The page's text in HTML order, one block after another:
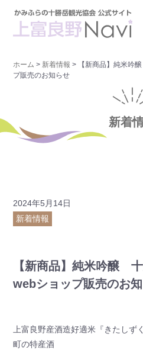
ホーム > 新着情報 >
【新商品】純米吟
プ販売のお知らせ
新着
2024年5月14日
新着情報
【新商品】純米吟醸
webショップ販売のお
上富良野産酒造好適米『きたし
町の特産酒